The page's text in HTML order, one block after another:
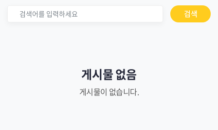
검색
게시물 없음
게시물이 없습니다.